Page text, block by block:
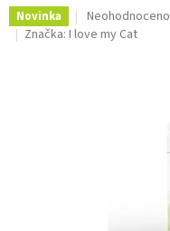
Novinka
Průměrné
hodnocení
Neohodnoceno
Značka: I love my Cat